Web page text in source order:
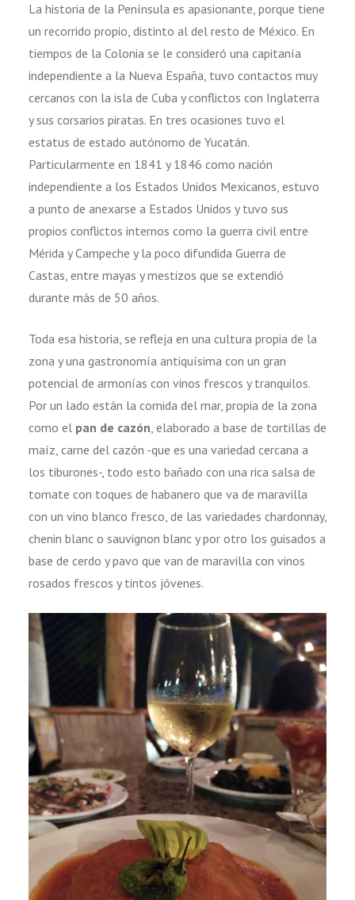
La historia de la Península es apasionante, porque tiene
un recorrido propio, distinto al del resto de México. En
tiempos de la Colonia se le consideró una capitanía
independiente a la Nueva España, tuvo contactos muy
cercanos con la isla de Cuba y conflictos con Inglaterra
y sus corsarios piratas. En tres ocasiones tuvo el
estatus de estado autónomo de Yucatán.
Particularmente en 1841 y 1846 como nación
independiente a los Estados Unidos Mexicanos, estuvo
a punto de anexarse a Estados Unidos y tuvo sus
propios conflictos internos como la guerra civil entre
Mérida y Campeche y la poco difundida Guerra de
Castas, entre mayas y mestizos que se extendió
durante más de 50 años.
Toda esa historia, se refleja en una cultura propia de la
zona y una gastronomía antiquísima con un gran
potencial de armonías con vinos frescos y tranquilos.
Por un lado están la comida del mar, propia de la zona
como el pan de cazón, elaborado a base de tortillas de
maíz, carne del cazón -que es una variedad cercana a
los tiburones-, todo esto bañado con una rica salsa de
tomate con toques de habanero que va de maravilla
con un vino blanco fresco, de las variedades chardonnay,
chenin blanc o sauvignon blanc y por otro los guisados a
base de cerdo y pavo que van de maravilla con vinos
rosados frescos y tintos jóvenes.